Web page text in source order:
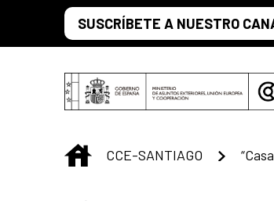
Skip to Main ContentSUSCRÍBETE A NUESTRO
INICIO
CCE-SANTIAGO